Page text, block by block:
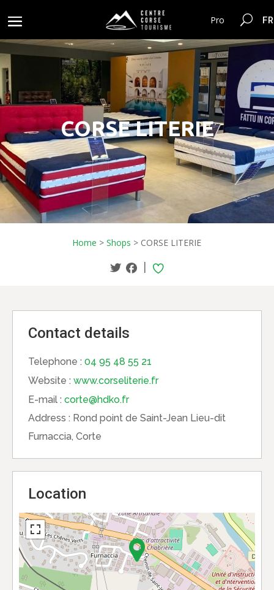
Pro
CORSE LITERIE
Home >Shops > CORSE LITERIE
|
Contact details
Telephone : 04 95 48 55 21
Website : www.corseliterie.fr
E-mail : corte@hdko.fr
Address : Rond point de Saint-Jean Lieu-dit
Furnaccia, Corte
Location